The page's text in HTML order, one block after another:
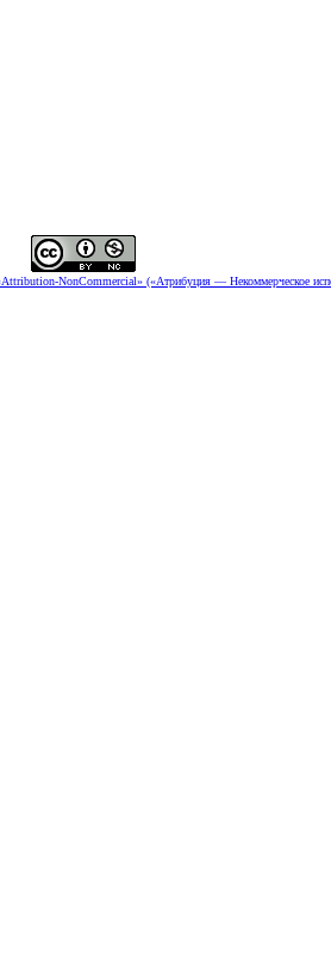
NonCommercial» («Атрибуция — Некоммерческое